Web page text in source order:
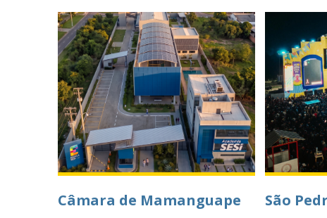
Câmara de Mamanguape
São